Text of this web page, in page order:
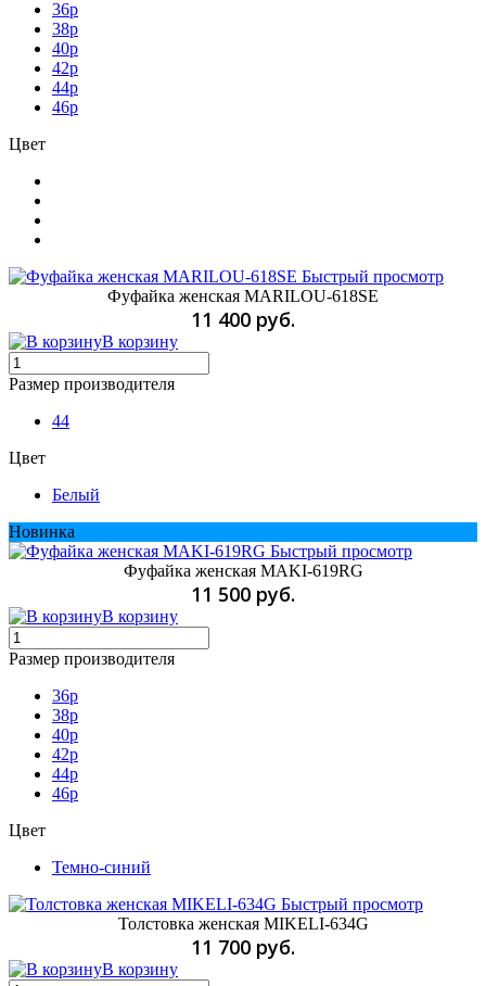
36p
38p
40p
42p
44р
46р
Цвет
Быстрый просмотр
Фуфайка женская MARILOU-618SE
11 400 руб.
В корзину
Размер производителя
44
Цвет
Белый
Новинка
Быстрый просмотр
Фуфайка женская MAKI-619RG
11 500 руб.
В корзину
Размер производителя
36p
38p
40p
42p
44p
46р
Цвет
Темно-синий
Быстрый просмотр
Толстовка женская MIKELI-634G
11 700 руб.
В корзину